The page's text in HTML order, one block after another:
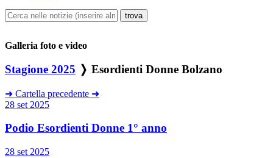
Galleria foto e video
Stagione 2025 ❭ Esordienti Donne Bolzano
➜ Cartella precedente ➜
28 set 2025
Podio Esordienti Donne 1° anno
28 set 2025